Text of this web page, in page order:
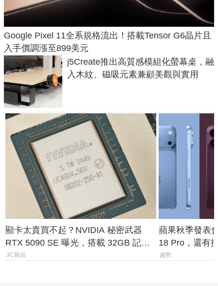
Google Pixel 11全系規格流出！搭載Tensor G6晶片且
入手價調漲至899美元
j5Create推出高質感模組化螢幕桌，融
入木紋、磁吸元素兼顧美觀與實用
顯卡太貴買不起？NVIDIA 秘密武器
RTX 5090 SE 曝光，搭載 32GB 記憶
體
3C新品
蘋果秋季發表
18 Pro，還有
測一次看
趨勢